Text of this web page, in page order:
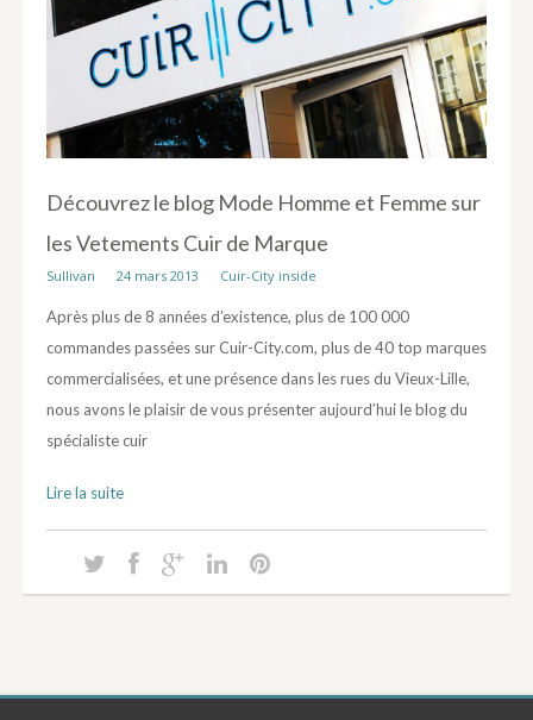
Découvrez le blog Mode Homme et Femme sur
les Vetements Cuir de Marque
Sullivan 24 mars 2013 Cuir-City inside
Après plus de 8 années d’existence, plus de 100 000
commandes passées sur Cuir-City.com, plus de 40 top marques
commercialisées, et une présence dans les rues du Vieux-Lille,
nous avons le plaisir de vous présenter aujourd’hui le blog du
spécialiste cuir
Lire la suite